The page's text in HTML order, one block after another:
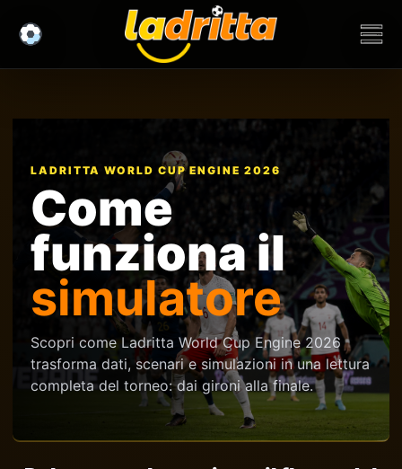
LADRITTA WORLD CUP ENGINE 2026
Come
funziona il
simulatore
Scopri come Ladritta World Cup Engine 2026
trasforma dati, scenari e simulazioni in una lettura
completa del torneo: dai gironi alla finale.